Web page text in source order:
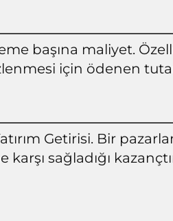
başına maliyet.
için ödenen
Getirisi. Bir
karşı sağladığı